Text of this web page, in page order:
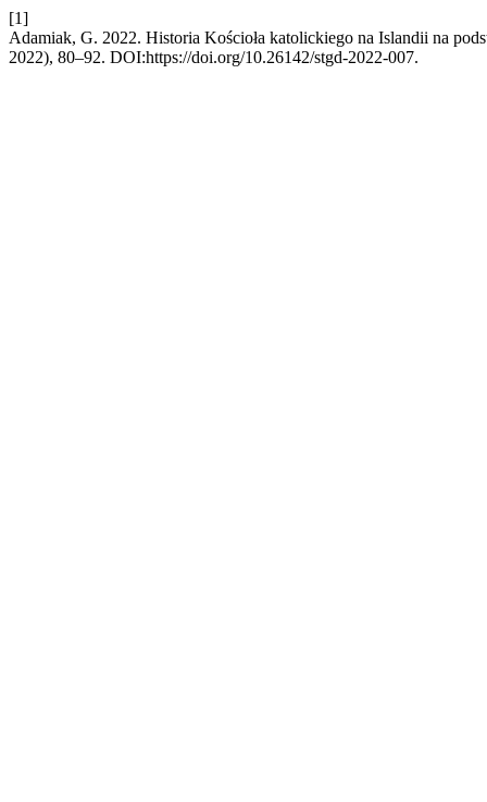
[1]
Adamiak, G. 2022. Historia Kościoła katolickiego na Islandii na
2022), 80–92. DOI:https://doi.org/10.26142/stgd-2022-007.